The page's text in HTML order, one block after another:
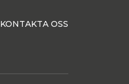
KONTAKTA OSS